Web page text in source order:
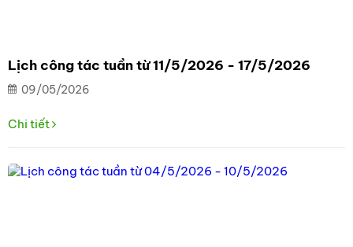
Lịch công tác tuần từ 11/5/2026 - 17/5/2026
09/05/2026
Chi tiết